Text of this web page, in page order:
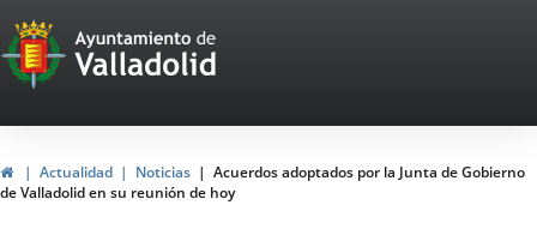
Portal
Web
del
Ayuntamiento
de
HomeActualidad Noticias
Acuerdos adoptados por la Junta de Gobierno
de Valladolid en su reunión de hoy